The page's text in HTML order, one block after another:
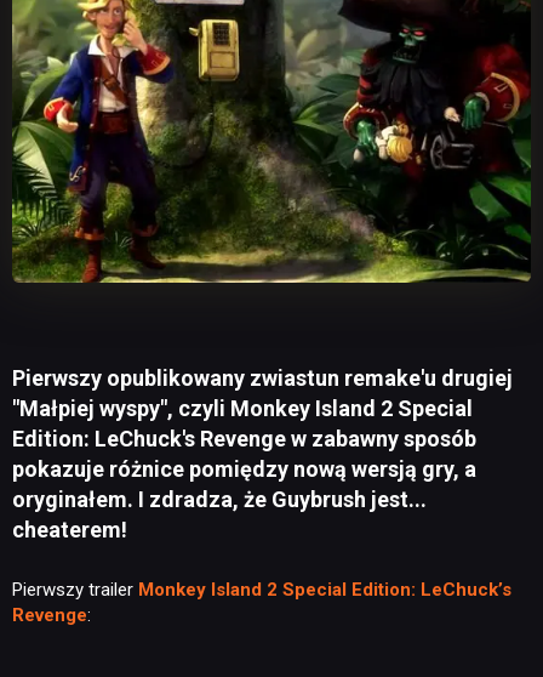
Pierwszy opublikowany zwiastun remake'u drugiej
"Małpiej wyspy", czyli Monkey Island 2 Special
Edition: LeChuck's Revenge w zabawny sposób
pokazuje różnice pomiędzy nową wersją gry, a
oryginałem. I zdradza, że Guybrush jest...
cheaterem!
Pierwszy trailer Monkey Island 2 Special Edition: LeChuck’s
Revenge: